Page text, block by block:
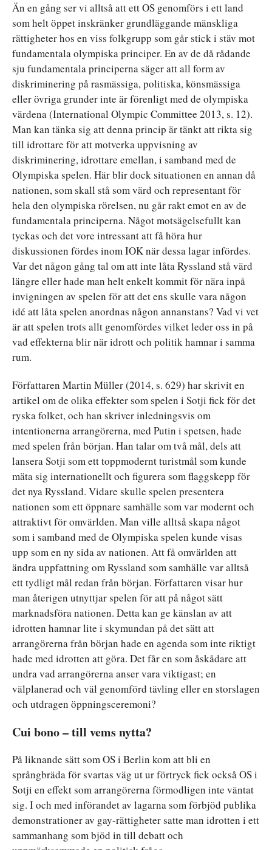
Än en gång ser vi alltså att ett OS genomförs i ett land
som helt öppet inskränker grundläggande mänskliga
rättigheter hos en viss folkgrupp som går stick i stäv mot
fundamentala olympiska principer. En av de då rådande
sju fundamentala principerna säger att all form av
diskriminering på rasmässiga, politiska, könsmässiga
eller övriga grunder inte är förenligt med de olympiska
värdena (International Olympic Committee 2013, s. 12).
Man kan tänka sig att denna princip är tänkt att rikta sig
till idrottare för att motverka uppvisning av
diskriminering, idrottare emellan, i samband med de
Olympiska spelen. Här blir dock situationen en annan då
nationen, som skall stå som värd och representant för
hela den olympiska rörelsen, nu går rakt emot en av de
fundamentala principerna. Något motsägelsefullt kan
tyckas och det vore intressant att få höra hur
diskussionen fördes inom IOK när dessa lagar infördes.
Var det någon gång tal om att inte låta Ryssland stå värd
längre eller hade man helt enkelt kommit för nära inpå
invigningen av spelen för att det ens skulle vara någon
idé att låta spelen anordnas någon annanstans? Vad vi vet
är att spelen trots allt genomfördes vilket leder oss in på
vad effekterna blir när idrott och politik hamnar i samma
rum.
Författaren Martin Müller (2014, s. 629) har skrivit en
artikel om de olika effekter som spelen i Sotji fick för det
ryska folket, och han skriver inledningsvis om
intentionerna arrangörerna, med Putin i spetsen, hade
med spelen från början. Han talar om två mål, dels att
lansera Sotji som ett toppmodernt turistmål som kunde
mäta sig internationellt och figurera som flaggskepp för
det nya Ryssland. Vidare skulle spelen presentera
nationen som ett öppnare samhälle som var modernt och
attraktivt för omvärlden. Man ville alltså skapa något
som i samband med de Olympiska spelen kunde visas
upp som en ny sida av nationen. Att få omvärlden att
ändra uppfattning om Ryssland som samhälle var alltså
ett tydligt mål redan från början. Författaren visar hur
man återigen utnyttjar spelen för att på något sätt
marknadsföra nationen. Detta kan ge känslan av att
idrotten hamnar lite i skymundan på det sätt att
arrangörerna från början hade en agenda som inte riktigt
hade med idrotten att göra. Det får en som åskådare att
undra vad arrangörerna anser vara viktigast; en
välplanerad och väl genomförd tävling eller en storslagen
och utdragen öppningsceremoni?
Cui bono – till vems nytta?
På liknande sätt som OS i Berlin kom att bli en
språngbräda för svartas väg ut ur förtryck fick också OS i
Sotji en effekt som arrangörerna förmodligen inte väntat
sig. I och med införandet av lagarna som förbjöd publika
demonstrationer av gay-rättigheter satte man idrotten i ett
sammanhang som bjöd in till debatt och